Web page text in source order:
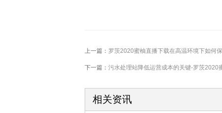
上一篇： 罗茨2020蜜柚直播下载在高温环境下如何
下一篇： 污水处理站降低运营成本的关键-罗茨2020
相关资讯